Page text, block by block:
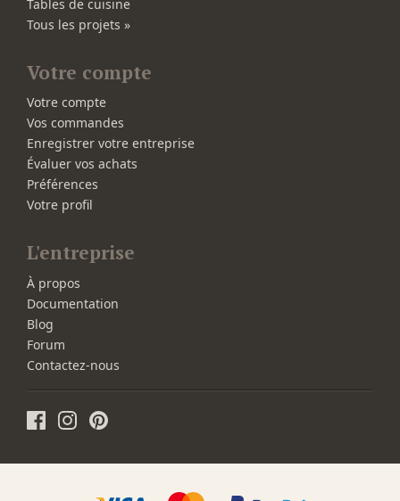
Tables de cuisine
Tous les projets »
Votre compte
Votre compte
Vos commandes
Enregistrer votre entreprise
Évaluer vos achats
Préférences
Votre profil
L'entreprise
À propos
Documentation
Blog
Forum
Contactez-nous